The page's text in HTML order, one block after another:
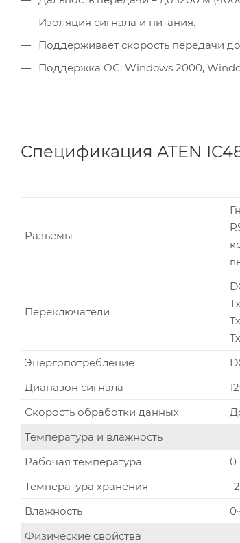
Изоляция сигнала и питания.
Поддерживает скорость передачи до
Поддержка ОС: Windows 2000,
Спецификация ATEN
Разъемы
Переключатели
Энергопотребление
Диапазон сигнала
Скорость обработки данных
Температура и влажность
Рабочая температура
0
Температура хранения
-
Влажность
Физические свойства